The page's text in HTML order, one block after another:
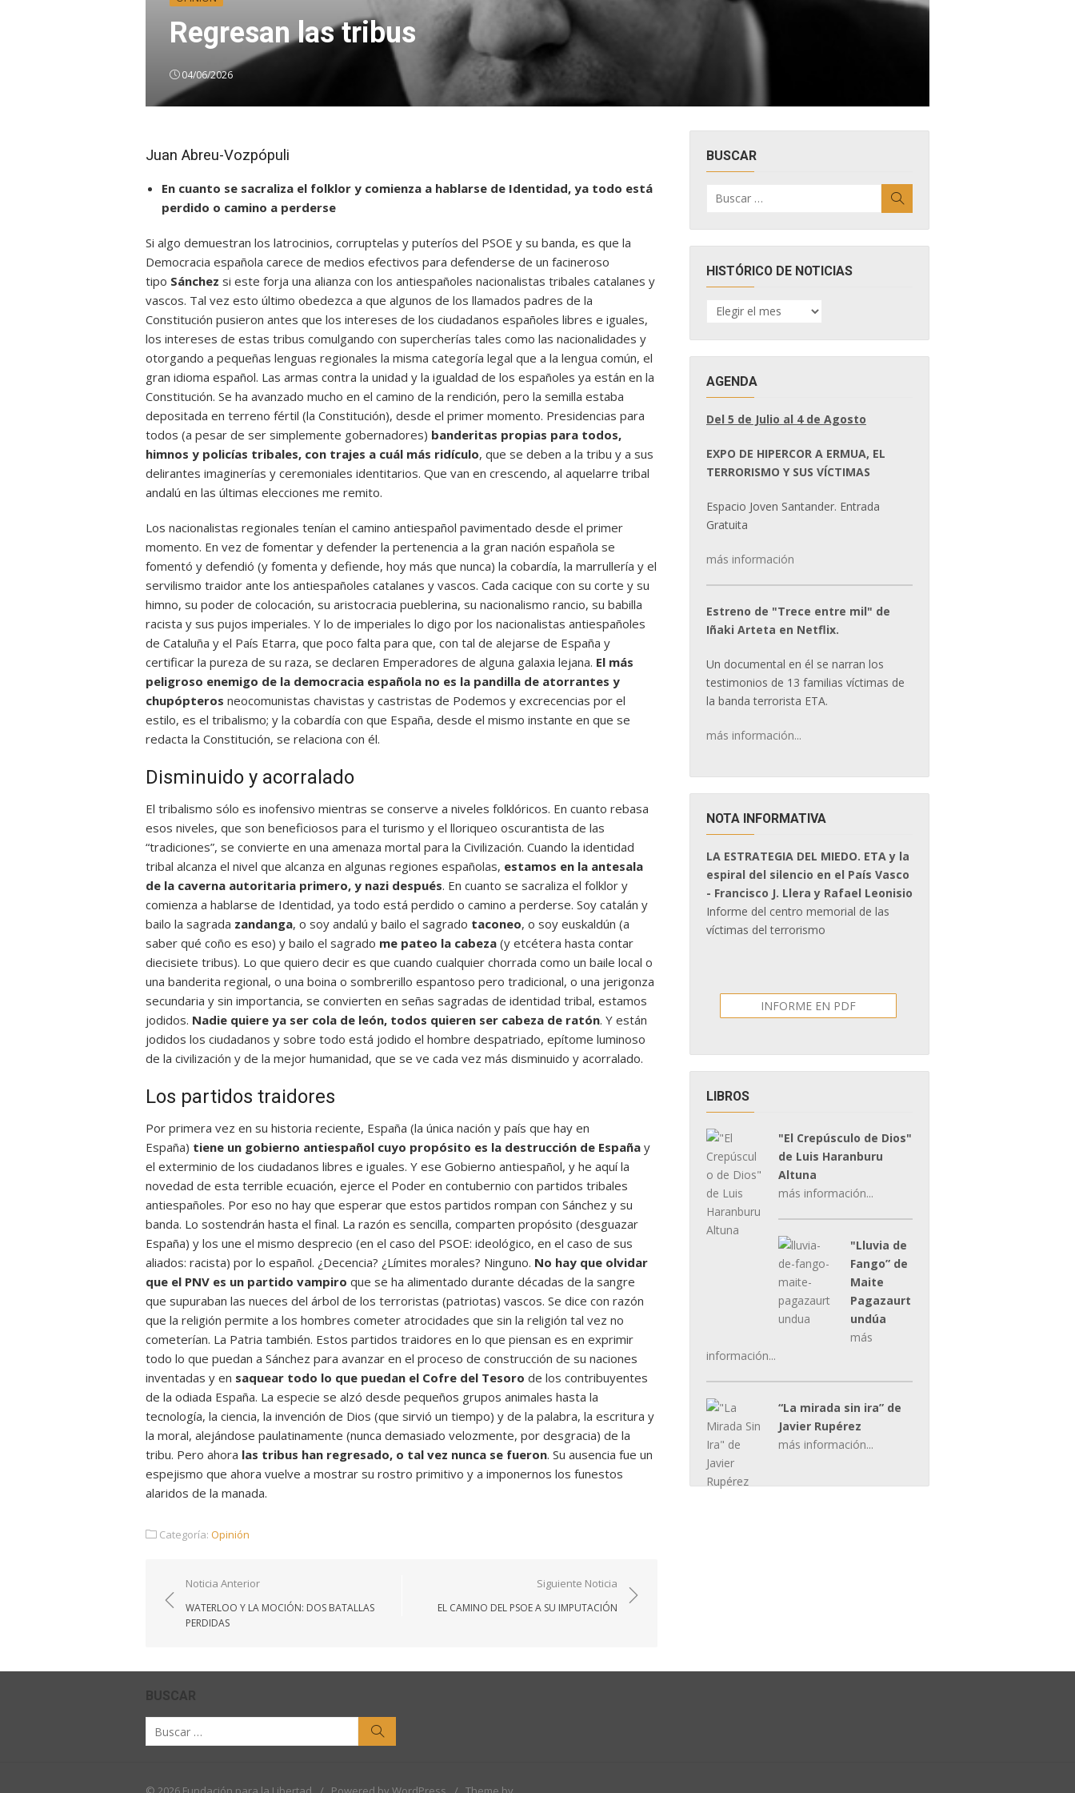
Regresan las tribus
04/06/2026
Juan Abreu-Vozpópuli
En cuanto se sacraliza el folklor y comienza a hablarse de Identidad, ya todo está
perdido o camino a perderse
Si algo demuestran los latrocinios, corruptelas y puteríos del PSOE y su banda, es que la
Democracia española carece de medios efectivos para defenderse de un facineroso
tipo Sánchez si este forja una alianza con los antiespañoles nacionalistas tribales catalanes y
vascos. Tal vez esto último obedezca a que algunos de los llamados padres de la
Constitución pusieron antes que los intereses de los ciudadanos españoles libres e iguales,
los intereses de estas tribus comulgando con supercherías tales como las nacionalidades y
otorgando a pequeñas lenguas regionales la misma categoría legal que a la lengua común, el
gran idioma español. Las armas contra la unidad y la igualdad de los españoles ya están en la
Constitución. Se ha avanzado mucho en el camino de la rendición, pero la semilla estaba
depositada en terreno fértil (la Constitución), desde el primer momento. Presidencias para
todos (a pesar de ser simplemente gobernadores) banderitas propias para todos,
himnos y policías tribales, con trajes a cuál más ridículo, que se deben a la tribu y a sus
delirantes imaginerías y ceremoniales identitarios. Que van en crescendo, al aquelarre tribal
andalú en las últimas elecciones me remito.
Los nacionalistas regionales tenían el camino antiespañol pavimentado desde el primer
momento. En vez de fomentar y defender la pertenencia a la gran nación española se
fomentó y defendió (y fomenta y defiende, hoy más que nunca) la cobardía, la marrullería y el
servilismo traidor ante los antiespañoles catalanes y vascos. Cada cacique con su corte y su
himno, su poder de colocación, su aristocracia pueblerina, su nacionalismo rancio, su babilla
racista y sus pujos imperiales. Y lo de imperiales lo digo por los nacionalistas antiespañoles
de Cataluña y el País Etarra, que poco falta para que, con tal de alejarse de España y
certificar la pureza de su raza, se declaren Emperadores de alguna galaxia lejana. El más
peligroso enemigo de la democracia española no es la pandilla de atorrantes y
chupópteros neocomunistas chavistas y castristas de Podemos y excrecencias por el
estilo, es el tribalismo; y la cobardía con que España, desde el mismo instante en que se
redacta la Constitución, se relaciona con él.
Disminuido y acorralado
El tribalismo sólo es inofensivo mientras se conserve a niveles folklóricos. En cuanto rebasa
esos niveles, que son beneficiosos para el turismo y el lloriqueo oscurantista de las
“tradiciones”, se convierte en una amenaza mortal para la Civilización. Cuando la identidad
tribal alcanza el nivel que alcanza en algunas regiones españolas, estamos en la antesala
de la caverna autoritaria primero, y nazi después. En cuanto se sacraliza el folklor y
comienza a hablarse de Identidad, ya todo está perdido o camino a perderse. Soy catalán y
bailo la sagrada zandanga, o soy andalú y bailo el sagrado taconeo, o soy euskaldún (a
saber qué coño es eso) y bailo el sagrado me pateo la cabeza (y etcétera hasta contar
diecisiete tribus). Lo que quiero decir es que cuando cualquier chorrada como un baile local o
una banderita regional, o una boina o sombrerillo espantoso pero tradicional, o una jerigonza
secundaria y sin importancia, se convierten en señas sagradas de identidad tribal, estamos
jodidos. Nadie quiere ya ser cola de león, todos quieren ser cabeza de ratón. Y están
jodidos los ciudadanos y sobre todo está jodido el hombre despatriado, epítome luminoso
de la civilización y de la mejor humanidad, que se ve cada vez más disminuido y acorralado.
Los partidos traidores
Por primera vez en su historia reciente, España (la única nación y país que hay en
España) tiene un gobierno antiespañol cuyo propósito es la destrucción de España y
el exterminio de los ciudadanos libres e iguales. Y ese Gobierno antiespañol, y he aquí la
novedad de esta terrible ecuación, ejerce el Poder en contubernio con partidos tribales
antiespañoles. Por eso no hay que esperar que estos partidos rompan con Sánchez y su
banda. Lo sostendrán hasta el final. La razón es sencilla, comparten propósito (desguazar
España) y los une el mismo desprecio (en el caso del PSOE: ideológico, en el caso de sus
aliados: racista) por lo español. ¿Decencia? ¿Límites morales? Ninguno. No hay que olvidar
que el PNV es un partido vampiro que se ha alimentado durante décadas de la sangre
que supuraban las nueces del árbol de los terroristas (patriotas) vascos. Se dice con razón
que la religión permite a los hombres cometer atrocidades que sin la religión tal vez no
cometerían. La Patria también. Estos partidos traidores en lo que piensan es en exprimir
todo lo que puedan a Sánchez para avanzar en el proceso de construcción de su naciones
inventadas y en saquear todo lo que puedan el Cofre del Tesoro de los contribuyentes
de la odiada España. La especie se alzó desde pequeños grupos animales hasta la
tecnología, la ciencia, la invención de Dios (que sirvió un tiempo) y de la palabra, la escritura y
la moral, alejándose paulatinamente (nunca demasiado velozmente, por desgracia) de la
tribu. Pero ahora las tribus han regresado, o tal vez nunca se fueron. Su ausencia fue un
espejismo que ahora vuelve a mostrar su rostro primitivo y a imponernos los funestos
alaridos de la manada.
Categoría: Opinión
Navegación
de
entradas
Noticia Anterior
WATERLOO Y LA MOCIÓN: DOS BATALLAS
PERDIDAS
Siguiente Noticia
EL CAMINO DEL PSOE A SU IMPUTACIÓN
BUSCAR
por:
HISTÓRICO DE NOTICIAS
HISTÓRICO
DE
AGENDA
Del 5 de Julio al 4 de Agosto
EXPO DE HIPERCOR A ERMUA, EL
TERRORISMO Y SUS VÍCTIMAS
Espacio Joven Santander. Entrada
Gratuita
más información
Estreno de "Trece entre mil" de
Iñaki Arteta en Netflix.
Un documental en él se narran los
testimonios de 13 familias víctimas de
la banda terrorista ETA.
más información...
NOTA INFORMATIVA
LA ESTRATEGIA DEL MIEDO. ETA y la
espiral del silencio en el País Vasco
- Francisco J. Llera y Rafael Leonisio
Informe del centro memorial de las
víctimas del terrorismo
INFORME EN PDF
LIBROS
"El Crepúsculo de Dios"
de Luis Haranburu
Altuna
más información...
"Lluvia de
Fango” de
Maite
Pagazaurt
undúa
más
información...
“La mirada sin ira” de
Javier Rupérez
más información...
BUSCAR
Buscar
por: